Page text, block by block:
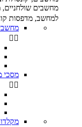
מחשבים
למחשב, מדפסות
 
מסכי
 